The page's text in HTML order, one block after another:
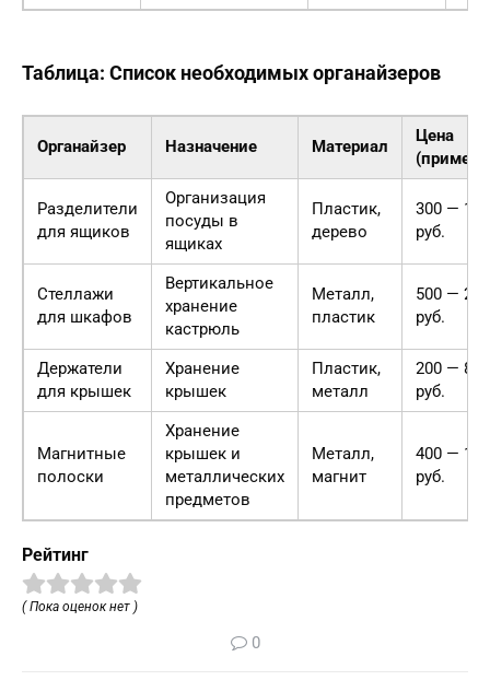
Таблица: Список необходимых органайзеров
Органайзер Назначение Материал
Цена
Разделители
для ящиков
Организация
посуды в
ящиках
Пластик,
дерево
300 —
руб.
Стеллажи
для шкафов
Вертикальное
хранение
кастрюль
Металл,
пластик
500 —
руб.
Держатели
для крышек
Хранение
крышек
Пластик,
металл
200 — 800
руб.
Магнитные
полоски
Хранение
крышек и
металлических
предметов
Металл,
магнит
400 —
руб.
Рейтинг
( Пока оценок нет )
0